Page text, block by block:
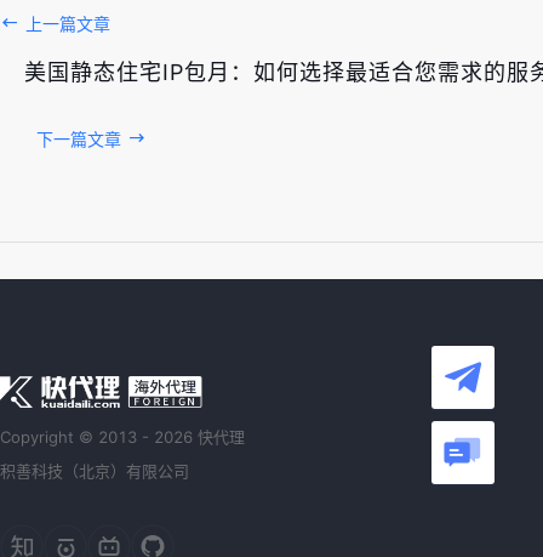
上一篇文章
美国静态住宅IP包月：如何选择最适合您需求的服
下一篇文章
Copyright © 2013 - 2026 快代理
积善科技（北京）有限公司